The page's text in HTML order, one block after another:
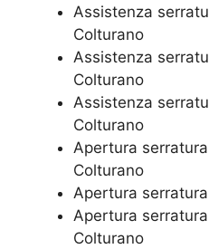
​Assistenza
Colturano
Assistenza
Colturano
Assistenza
Colturano
​Apertura
Colturano
Apertura
​Apertura
Colturano